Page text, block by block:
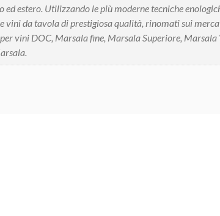
estero. Utilizzando le più moderne tecniche
da tavola di prestigiosa qualità, rinomati sui
vini DOC, Marsala fine, Marsala Superiore, Marsala